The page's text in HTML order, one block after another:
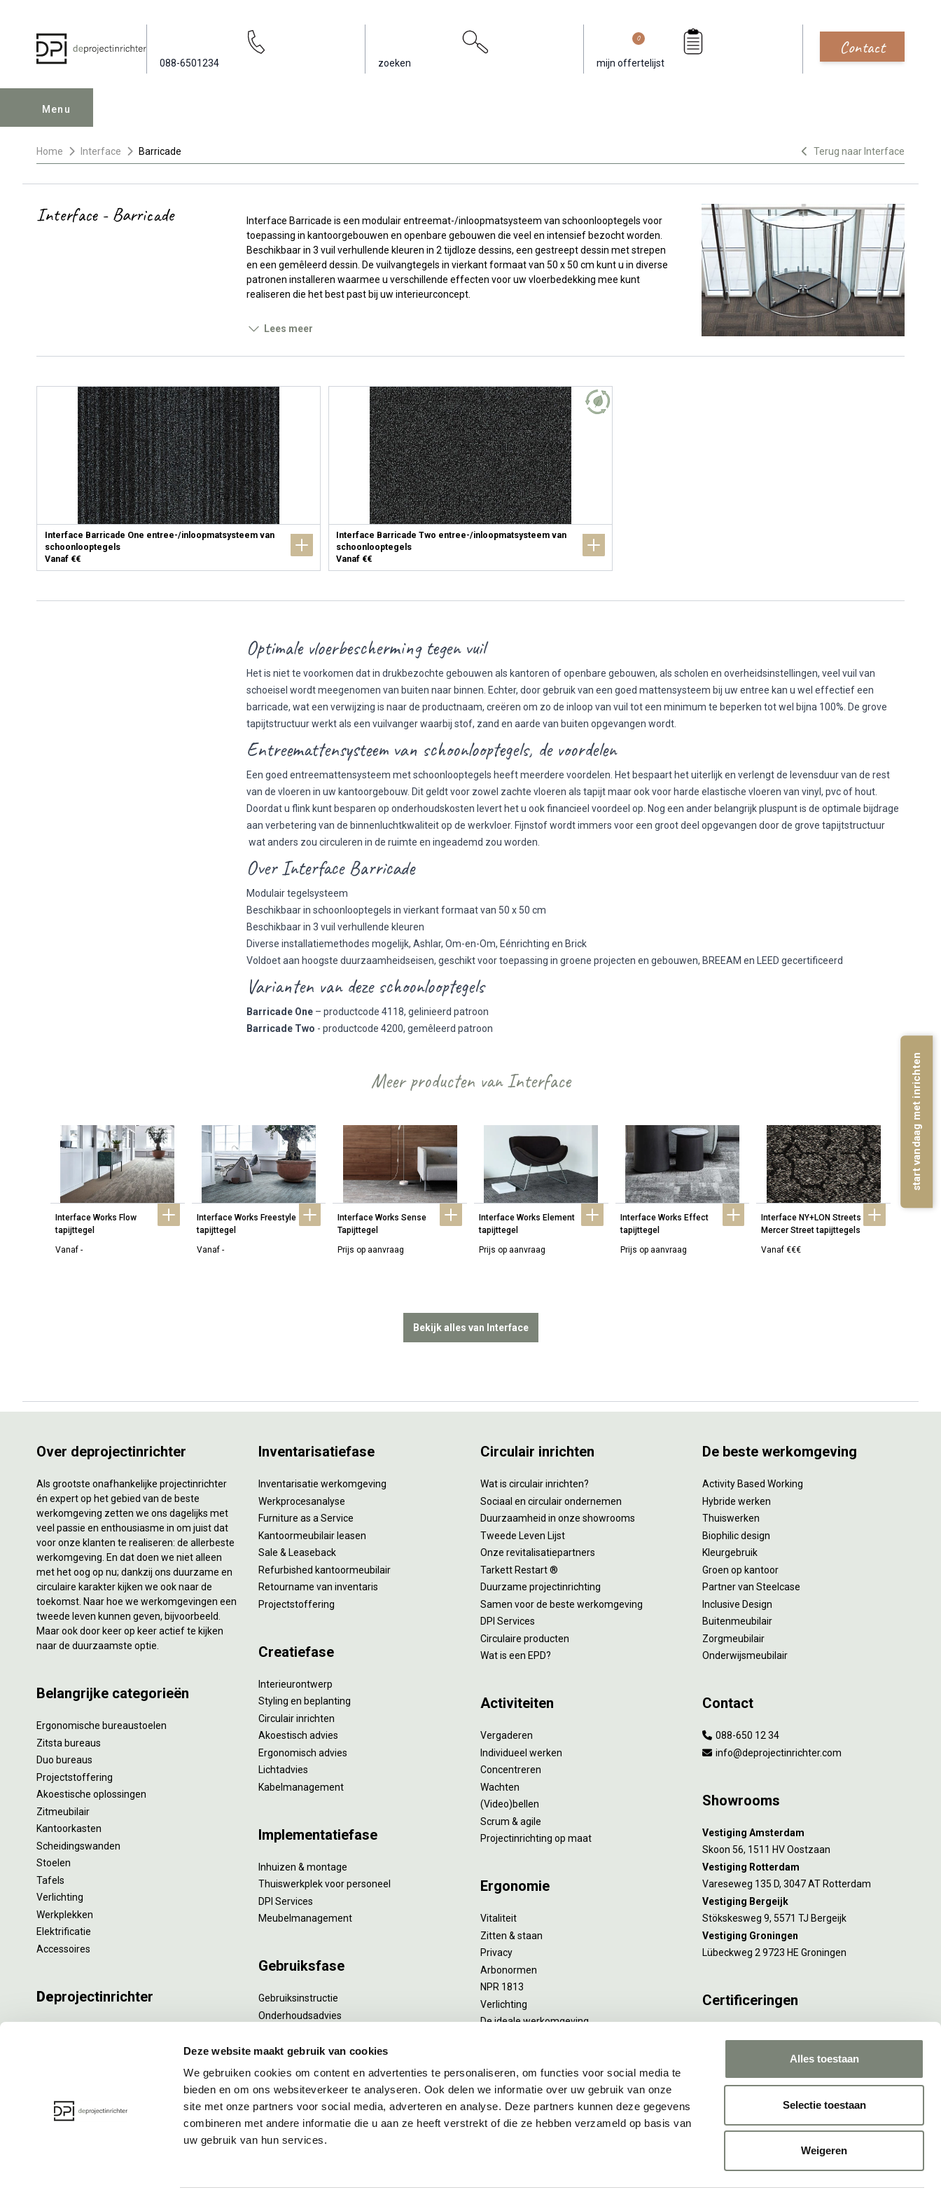
Deze website maakt gebruik van cookies
We gebruiken cookies om content en advertenties te personaliseren, om functies voor social media te
bieden en om ons websiteverkeer te analyseren. Ook delen we informatie over uw gebruik van onze
site met onze partners voor social media, adverteren en analyse. Deze partners kunnen deze gegevens
combineren met andere informatie die u aan ze heeft verstrekt of die ze hebben verzameld op basis van
uw gebruik van hun services.
Alles toestaan
Selectie toestaan
Weigeren
088-6501234 zoeken mijn offertelijst
0 Contact
Menu
Home Interface Barricade Terug naar Interface
Interface - Barricade
Interface Barricade is een modulair entreemat-/inloopmatsysteem van schoonlooptegels voor
toepassing in kantoorgebouwen en openbare gebouwen die veel en intensief bezocht worden.
Beschikbaar in 3 vuil verhullende kleuren in 2 tijdloze dessins, een gestreept dessin met strepen
en een gemêleerd dessin. De vuilvangtegels in vierkant formaat van 50 x 50 cm kunt u in diverse
patronen installeren waarmee u verschillende effecten voor uw vloerbedekking mee kunt
realiseren die het best past bij uw interieurconcept.
Lees meer
Interface Barricade One entree-/inloopmatsysteem van
schoonlooptegels
Vanaf €€
Interface Barricade Two entree-/inloopmatsysteem van
schoonlooptegels
Vanaf €€
Optimale vloerbescherming tegen vuil
Het is niet te voorkomen dat in drukbezochte gebouwen als kantoren of openbare gebouwen, als scholen en overheidsinstellingen, veel vuil van
schoeisel wordt meegenomen van buiten naar binnen. Echter, door gebruik van een goed mattensysteem bij uw entree kan u wel effectief een
barricade, wat een verwijzing is naar de productnaam, creëren om zo de inloop van vuil tot een minimum te beperken tot wel bijna 100%. De grove
tapijtstructuur werkt als een vuilvanger waarbij stof, zand en aarde van buiten opgevangen wordt.
Entreemattensysteem van schoonlooptegels, de voordelen
Een goed entreemattensysteem met schoonlooptegels heeft meerdere voordelen. Het bespaart het uiterlijk en verlengt de levensduur van de rest
van de vloeren in uw kantoorgebouw. Dit geldt voor zowel zachte vloeren als tapijt maar ook voor harde elastische vloeren van vinyl, pvc of hout.
Doordat u flink kunt besparen op onderhoudskosten levert het u ook financieel voordeel op. Nog een ander belangrijk pluspunt is de optimale bijdrage
aan verbetering van de binnenluchtkwaliteit op de werkvloer. Fijnstof wordt immers voor een groot deel opgevangen door de grove tapijtstructuur
wat anders zou circuleren in de ruimte en ingeademd zou worden.
Over Interface Barricade
Modulair tegelsysteem
Beschikbaar in schoonlooptegels in vierkant formaat van 50 x 50 cm
Beschikbaar in 3 vuil verhullende kleuren
Diverse installatiemethodes mogelijk, Ashlar, Om-en-Om, Eénrichting en Brick
Voldoet aan hoogste duurzaamheidseisen, geschikt voor toepassing in groene projecten en gebouwen, BREEAM en LEED gecertificeerd
Varianten van deze schoonlooptegels
Barricade One – productcode 4118, gelinieerd patroon
Barricade Two - productcode 4200, gemêleerd patroon
Meer producten van Interface
Interface Works Flow
tapijttegel
Vanaf -
Interface Works Freestyle
tapijttegel
Vanaf -
Interface Works Sense
Tapijttegel
Prijs op aanvraag
Interface Works Element
tapijttegel
Prijs op aanvraag
Interface Works Effect
tapijttegel
Prijs op aanvraag
Interface NY+LON Streets
Mercer Street tapijttegels
Vanaf €€€
Bekijk alles van Interface
Over deprojectinrichter
Als grootste onafhankelijke projectinrichter
én expert op het gebied van de beste
werkomgeving zetten we ons dagelijks met
veel passie en enthousiasme in om juist dat
voor onze klanten te realiseren: de allerbeste
werkomgeving. En dat doen we niet alleen
met het oog op nu; dankzij ons duurzame en
circulaire karakter kijken we ook naar de
toekomst. Naar hoe we werkomgevingen een
tweede leven kunnen geven, bijvoorbeeld.
Maar ook door keer op keer actief te kijken
naar de duurzaamste optie.
Belangrijke categorieën
Ergonomische bureaustoelen
Zitsta bureaus
Duo bureaus
Projectstoffering
Akoestische oplossingen
Zitmeubilair
Kantoorkasten
Scheidingswanden
Stoelen
Tafels
Verlichting
Werkplekken
Elektrificatie
Accessoires
Deprojectinrichter
Inventarisatiefase
Inventarisatie werkomgeving
Werkprocesanalyse
Furniture as a Service
Kantoormeubilair leasen
Sale & Leaseback
Refurbished kantoormeubilair
Retourname van inventaris
Projectstoffering
Creatiefase
Interieurontwerp
Styling en beplanting
Circulair inrichten
Akoestisch advies
Ergonomisch advies
Lichtadvies
Kabelmanagement
Implementatiefase
Inhuizen & montage
Thuiswerkplek voor personeel
DPI Services
Meubelmanagement
Gebruiksfase
Gebruiksinstructie
Onderhoudsadvies
Specialistische reiniging
Refurbishment
Interne verhuizing
Circulair inrichten
Wat is circulair inrichten?
Sociaal en circulair ondernemen
Duurzaamheid in onze showrooms
Tweede Leven Lijst
Onze revitalisatiepartners
Tarkett Restart ®
Duurzame projectinrichting
Samen voor de beste werkomgeving
DPI Services
Circulaire producten
Wat is een EPD?
Activiteiten
Vergaderen
Individueel werken
Concentreren
Wachten
(Video)bellen
Scrum & agile
Projectinrichting op maat
Ergonomie
Vitaliteit
Zitten & staan
Privacy
Arbonormen
NPR 1813
Verlichting
De ideale werkomgeving
De beste werkomgeving
Activity Based Working
Hybride werken
Thuiswerken
Biophilic design
Kleurgebruik
Groen op kantoor
Partner van Steelcase
Inclusive Design
Buitenmeubilair
Zorgmeubilair
Onderwijsmeubilair
Contact
088-650 12 34
info@deprojectinrichter.com
Showrooms
Vestiging Amsterdam
Skoon 56, 1511 HV Oostzaan
Vestiging Rotterdam
Vareseweg 135 D, 3047 AT Rotterdam
Vestiging Bergeijk
Stökskesweg 9, 5571 TJ Bergeijk
Vestiging Groningen
Lübeckweg 2 9723 HE Groningen
Certificeringen
Rotterdam en Culemborg.
start vandaag met inrichten